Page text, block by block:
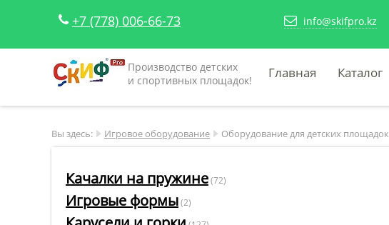
+7 (778) 006-66-73 info@skifpro.kz
Производство детских
и спортивных площадок!
Главная Каталог
Вы здесь: Игровое оборудование Оборудование для детских площадок
Качалки на пружине(72)
Игровые формы(2)